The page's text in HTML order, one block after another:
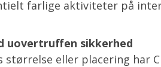
farlige aktiviteter på
uovertruffen sikkerhed
størrelse eller placering har